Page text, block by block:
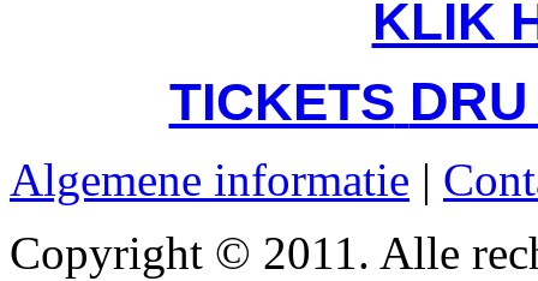
KLIK
TICKETS
Algemene informatie |
Copyright © 2011. Alle